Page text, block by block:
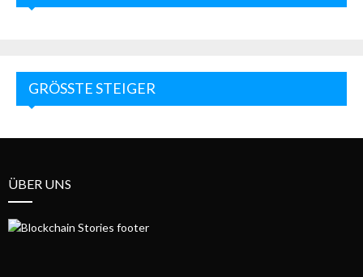
GRÖSSTE STEIGER
ÜBER UNS